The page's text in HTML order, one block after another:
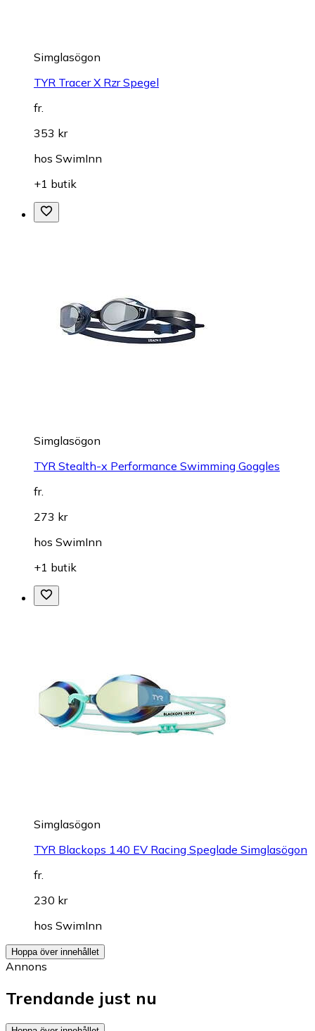
Simglasögon
TYR Tracer X Rzr Spegel
fr.
353 kr
hos SwimInn
+1 butik
Simglasögon
TYR Stealth-x Performance Swimming Goggles
fr.
273 kr
hos SwimInn
+1 butik
Simglasögon
TYR Blackops 140 EV Racing Speglade Simglasögon
fr.
230 kr
hos SwimInn
Hoppa över innehållet
Annons
Trendande just nu